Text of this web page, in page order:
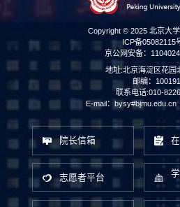
Copyright © 2025 北京大
ICP备05082115
京公网安备：
地址:北京海淀区花园
邮编：100191
联系电话:010-
E-mail：bysy#bjmu.edu.cn
院长信箱
志愿者平台